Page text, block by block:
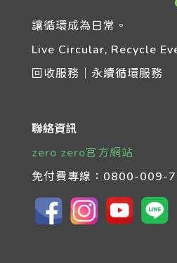
讓循環成為日常。
Live Circular, Recycle
回收服務｜永續循環服務
聯絡資訊
zero zero官方網站
免付費專線： 0800-009-